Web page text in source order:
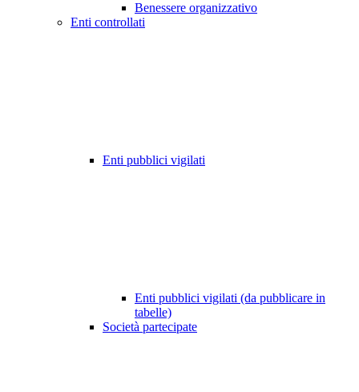
Benessere organizzativo
Enti controllati
Enti pubblici vigilati
Enti pubblici vigilati (da pubblicare in
tabelle)
Società partecipate